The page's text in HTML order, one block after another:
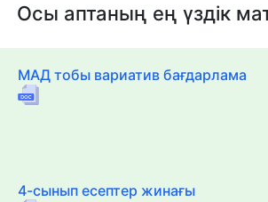
Осы аптаның ең үздік
МАД тобы вариатив бағдарлама
4-сынып есептер жинағы